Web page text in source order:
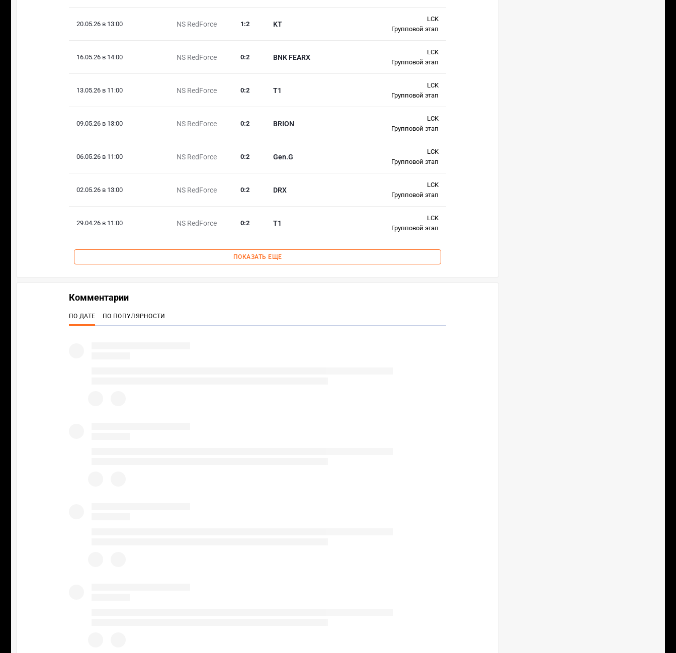
20.05.26 в 13:00 NS RedForce KT
1 :2
LCK
Групповой этап
16.05.26 в 14:00 NS RedForce BNK FEARX
0:2
LCK
Групповой этап
13.05.26 в 11:00 NS RedForce T1
0:2
LCK
Групповой этап
09.05.26 в 13:00 NS RedForce BRION
0:2
LCK
Групповой этап
06.05.26 в 11:00 NS RedForce Gen.G
0:2
LCK
Групповой этап
02.05.26 в 13:00 NS RedForce DRX
0:2
LCK
Групповой этап
29.04.26 в 11:00 NS RedForce T1
0:2
LCK
Групповой этап
ПОКАЗАТЬ ЕЩЕ
Комментарии
ПО ДАТЕ ПО ПОПУЛЯРНОСТИ